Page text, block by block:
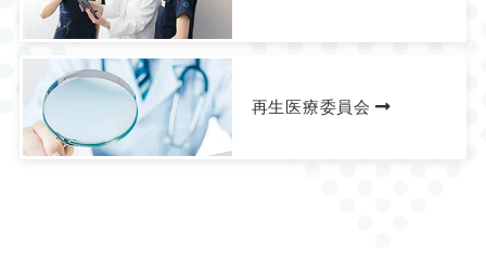
再生医療委員会